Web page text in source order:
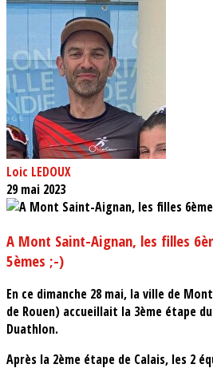
Loic LEDOUX
29 mai 2023
A Mont Saint-Aignan, les filles
5èmes ;-)
En ce dimanche 28 mai, la ville de
de Rouen) accueillait la 3ème étape
Duathlon.
Après la 2ème étape de Calais, les 2